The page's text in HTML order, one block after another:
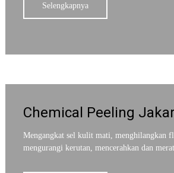
Selengkapnya
Chemical Peeling
Mengangkat sel kulit mati, menghilangkan
mengurangi kerutan, mencerahkan dan